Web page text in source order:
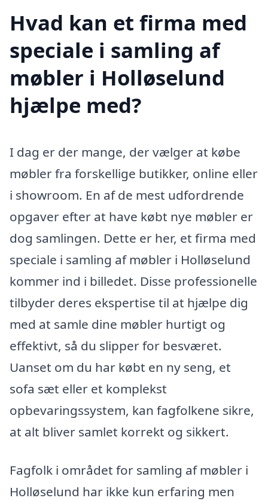
Hvad kan et firma med
speciale i samling af
møbler i Holløselund
hjælpe med?
I dag er der mange, der vælger at købe
møbler fra forskellige butikker, online eller
i showroom. En af de mest udfordrende
opgaver efter at have købt nye møbler er
dog samlingen. Dette er her, et firma med
speciale i samling af møbler i Holløselund
kommer ind i billedet. Disse professionelle
tilbyder deres ekspertise til at hjælpe dig
med at samle dine møbler hurtigt og
effektivt, så du slipper for besværet.
Uanset om du har købt en ny seng, et
sofa sæt eller et komplekst
opbevaringssystem, kan fagfolkene sikre,
at alt bliver samlet korrekt og sikkert.
Fagfolk i området for samling af møbler i
Holløselund har ikke kun erfaring men